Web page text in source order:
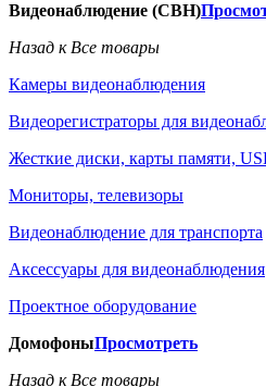
Видеонаблюдение (СВН)
Назад к Все товары
Камеры видеонаблюдения
Видеорегистраторы для
Жесткие диски, карты памяти,
Мониторы, телевизоры
Видеонаблюдение для транспорта
Аксессуары для видеонаблюдения
Проектное оборудование
ДомофоныПросмотреть
Назад к Все товары